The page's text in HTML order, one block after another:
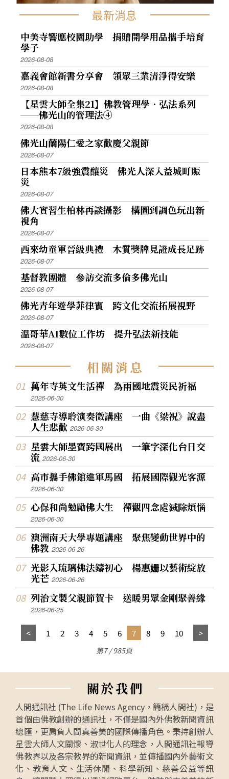
最新消息
中美寺響應校園助學 捐贈開學用品攜手培育
學子
2026-08-08
嘉義會館新書分享會 領眾三業清淨得安樂
2026-08-08
【星雲大師全集21】佛教管理學．弘法系列
──佛光山的管理法④
2026-08-08
佛光山蘭陽仁愛之家歡慶父親節
2026-08-07
日本熊本7級強震釀災 佛光人深入益城町賑
災
2026-08-07
佛大實習生柏林再談攝影 構圖到調色玩出新
視角
2026-08-07
西來幼童軍晉級典禮 木質獎牌見證成長足跡
2026-08-07
基督教團體 參訪交流多倫多佛光山
2026-08-07
佛光青年遊學菲律賓 跨文化交流拓展視野
2026-08-07
溫哥華AI數位工作坊 提升弘法新技能
2026-08-07
相關消息
萬年寺英文生活禪 為兩國地震災民祈福
2026-06-30
慧慈寺導聆演奏微講座 一曲《梁祝》說盡
人生悲歡2026-06-30
星雲大師墨寶跨國展出 一筆字深化台日交
流2026-06-30
高市攜手佛館進軍馬國 拓展國際觀光客源
2026-06-30
心保和尚勉勵佛大生 禪觀四念處滅除煩惱
2026-06-30
澳洲南天大學專題講座 聚焦變動世界中的
佛教2026-06-26
光影入琉璃佛法鑄初心 楊惠姗以藝術綻放
光芒2026-06-26
列治文製父親節賀卡 送暖男眾金剛聚善緣
2026-06-25
1 2 3 4 5 6 7 8 9 10
第7 / 985頁
關於我們
人間通訊社 (The Life News Agency，簡稱人間社)，是
首個由佛教創辦的通訊社，不僅是國內外佛教新聞資訊
總匯，更肩負人間真善美的國際傳播角色。秉持創辦人
星雲大師人文關懷、淑世化人的理念，人間通訊社報導
佛教界以及各宗教界的新聞資訊，並傳播國內外藝術文
化、教育人文、生活休閒、科學新知、慈善公益等訊